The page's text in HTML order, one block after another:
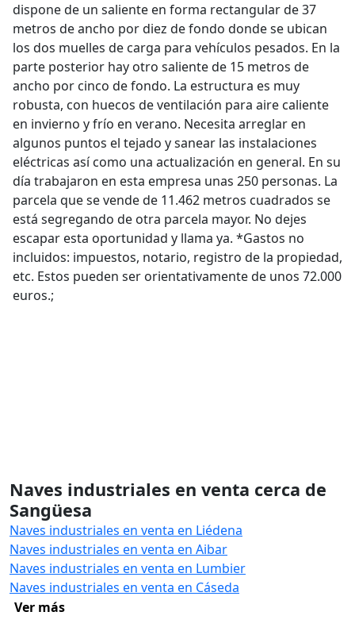
dispone de un saliente en forma rectangular de 37
metros de ancho por diez de fondo donde se ubican
los dos muelles de carga para vehículos pesados. En la
parte posterior hay otro saliente de 15 metros de
ancho por cinco de fondo. La estructura es muy
robusta, con huecos de ventilación para aire caliente
en invierno y frío en verano. Necesita arreglar en
algunos puntos el tejado y sanear las instalaciones
eléctricas así como una actualización en general. En su
día trabajaron en esta empresa unas 250 personas. La
parcela que se vende de 11.462 metros cuadrados se
está segregando de otra parcela mayor. No dejes
escapar esta oportunidad y llama ya. *Gastos no
incluidos: impuestos, notario, registro de la propiedad,
etc. Estos pueden ser orientativamente de unos 72.000
euros.;
Naves industriales en venta cerca de
Sangüesa
Naves industriales en venta en Liédena
Naves industriales en venta en Aibar
Naves industriales en venta en Lumbier
Naves industriales en venta en Cáseda
Ver más